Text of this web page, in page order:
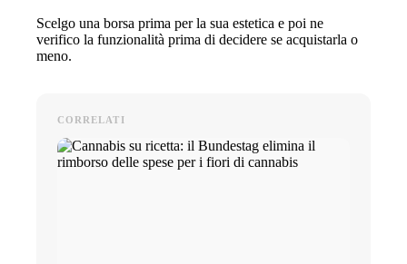
Scelgo una borsa prima per la sua estetica e poi ne
verifico la funzionalità prima di decidere se acquistarla o
meno.
CORRELATI